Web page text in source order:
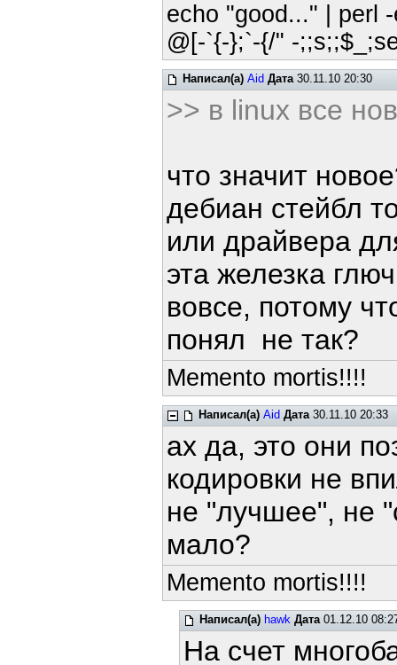
echo "good..." | perl
@[-`{-};`-{/" -
Написал(а) Aid Дата30.11.10 20:30
>> в linux все
что значит
дебиан стейбл
или драйвера
эта железка
вовсе, потому
понял не так?
Memento mortis!!!!
Написал(а) Aid Дата30.11.10 20:33
ах да, это они
кодировки не
не "лучшее", не
мало?
Memento mortis!!!!
Написал(а) hawk Дата01.12.10
На счет